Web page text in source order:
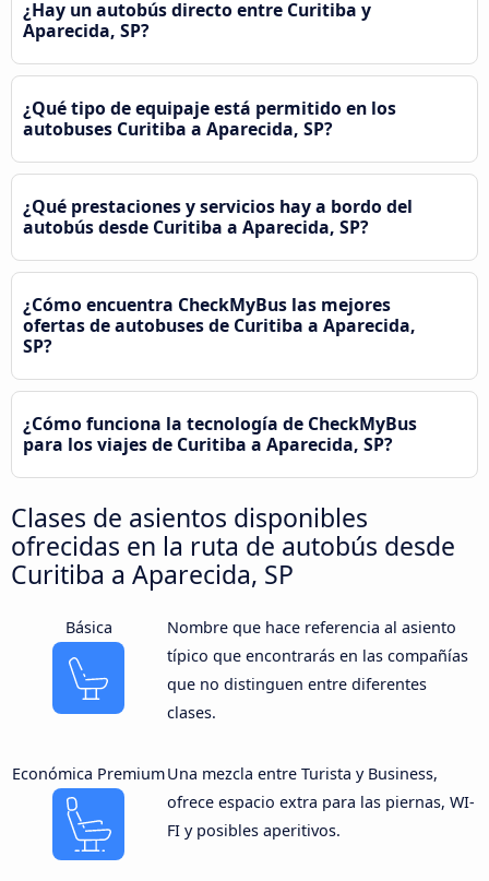
¿Hay un autobús directo entre Curitiba y
Aparecida, SP?
¿Qué tipo de equipaje está permitido en los
autobuses Curitiba a Aparecida, SP?
¿Qué prestaciones y servicios hay a bordo del
autobús desde Curitiba a Aparecida, SP?
¿Cómo encuentra CheckMyBus las mejores
ofertas de autobuses de Curitiba a Aparecida,
SP?
¿Cómo funciona la tecnología de CheckMyBus
para los viajes de Curitiba a Aparecida, SP?
Clases de asientos disponibles
ofrecidas en la ruta de autobús desde
Curitiba a Aparecida, SP
Básica
Nombre que hace referencia al asiento
típico que encontrarás en las compañías
que no distinguen entre diferentes
clases.
Económica PremiumUna mezcla entre Turista y Business,
ofrece espacio extra para las piernas, WI-
FI y posibles aperitivos.